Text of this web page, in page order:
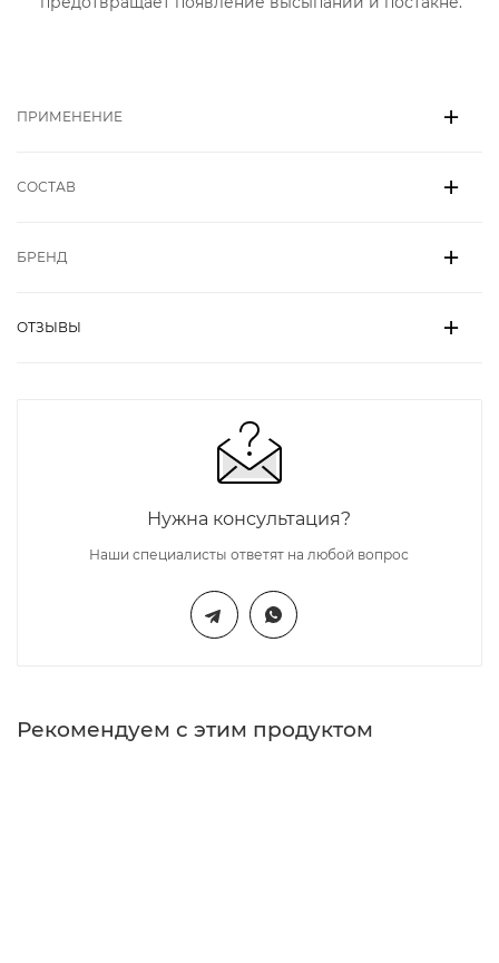
ПРИМЕНЕНИЕ
СОСТАВ
БРЕНД
ОТЗЫВЫ
Нужна консультация?
Наши специалисты ответят на любой вопрос
Рекомендуем с этим продуктом